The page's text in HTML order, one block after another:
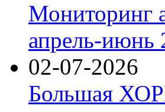
Мониторинг
апрель-июнь
02-07-2026
Большая